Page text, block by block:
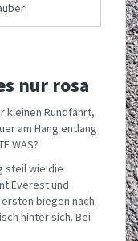
nur rosa
kleinen Rundfahrt,
am Hang entlang
WAS?
steil wie die
Everest und
biegen nach
hinter sich. Bei